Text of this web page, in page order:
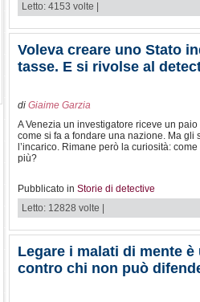
Letto: 4153 volte |
Voleva creare uno Stato
tasse. E si rivolse al
di Giaime Garzia
A Venezia un investigatore riceve un
come si fa a fondare una nazione. Ma
l’incarico. Rimane però la curiosità:
più?
Pubblicato in Storie di detective
Letto: 12828 volte |
Legare i malati di mente
contro chi non può